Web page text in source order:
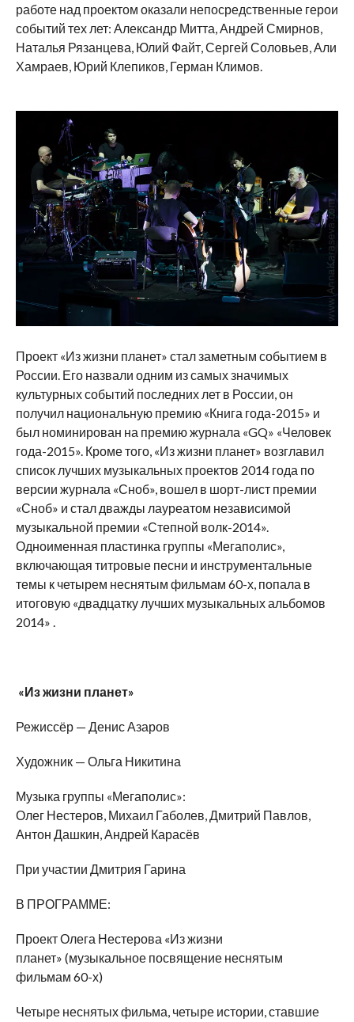
работе над проектом оказали непосредственные герои
событий тех лет: Александр Митта, Андрей Смирнов,
Наталья Рязанцева, Юлий Файт, Сергей Соловьев, Али
Хамраев, Юрий Клепиков, Герман Климов.
Проект «Из жизни планет» стал заметным событием в
России. Его назвали одним из самых значимых
культурных событий последних лет в России, он
получил национальную премию «Книга года-2015» и
был номинирован на премию журнала «GQ» «Человек
года-2015». Кроме того, «Из жизни планет» возглавил
список лучших музыкальных проектов 2014 года по
версии журнала «Сноб», вошел в шорт-лист премии
«Сноб» и стал дважды лауреатом независимой
музыкальной премии «Степной волк-2014».
Одноименная пластинка группы «Мегаполис»,
включающая титровые песни и инструментальные
темы к четырем неснятым фильмам 60-х, попала в
итоговую «двадцатку лучших музыкальных альбомов
2014» .
«Из жизни планет»
Режиссёр — Денис Азаров
Художник — Ольга Никитина
Музыка группы «Мегаполис»:
Олег Нестеров, Михаил Габолев, Дмитрий Павлов,
Антон Дашкин, Андрей Карасёв
При участии Дмитрия Гарина
В ПРОГРАММЕ:
Проект Олега Нестерова «Из жизни
планет» (музыкальное посвящение неснятым
фильмам 60-х)
Четыре неснятых фильма, четыре истории, ставшие